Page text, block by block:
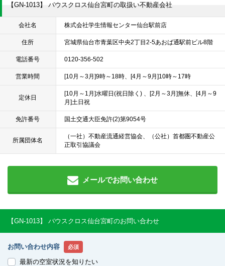
【GN-1013】 バウスクロス仙台宮町の取扱い不動産会社
会社名 株式会社学生情報センター仙台駅前店
住所 宮城県仙台市青葉区中央2丁目2-5あおば通駅前ビル8階
電話番号 0120-356-502
営業時間 [10月～3月]9時～18時、[4月～9月]10時～17時
定休日
[10月～1月]水曜日(祝日除く) 、[2月～3月]無休、[4月～9
月]土日祝
免許番号 国土交通大臣免許(2)第9054号
所属団体名
（一社）不動産流通経営協会、（公社）首都圏不動産公
正取引協議会
メールでお問い合わせ
【GN-1013】 バウスクロス仙台宮町のお問い合わせ
お問い合わせ内容 必須
最新の空室状況を知りたい